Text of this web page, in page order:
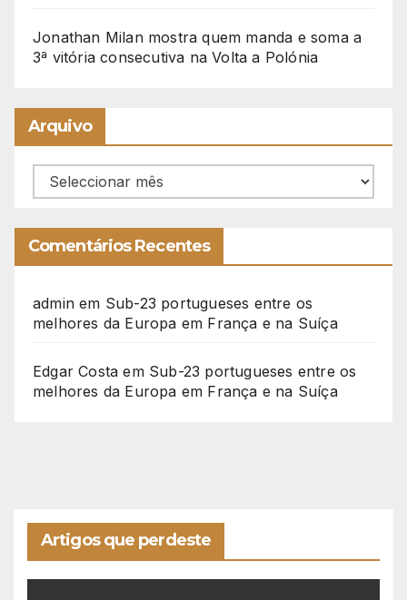
Jonathan Milan mostra quem manda e soma a
3ª vitória consecutiva na Volta a Polónia
Arquivo
Arquivo
Comentários Recentes
admin em Sub-23 portugueses entre os
melhores da Europa em França e na Suíça
Edgar Costa em Sub-23 portugueses entre os
melhores da Europa em França e na Suíça
Artigos que perdeste